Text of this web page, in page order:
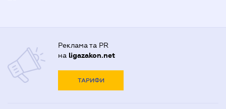
Реклама та PR
на ligazakon.net
ТАРИФИ